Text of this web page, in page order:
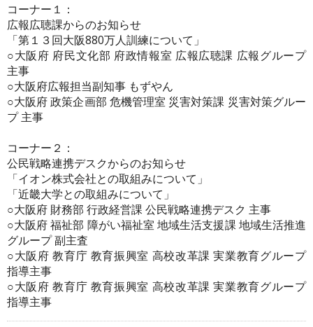
コーナー１：
広報広聴課からのお知らせ
「第１３回大阪880万人訓練について」
○大阪府 府民文化部 府政情報室 広報広聴課 広報グループ
主事
○大阪府広報担当副知事 もずやん
○大阪府 政策企画部 危機管理室 災害対策課 災害対策グルー
プ 主事
コーナー２：
公民戦略連携デスクからのお知らせ
「イオン株式会社との取組みについて」
「近畿大学との取組みについて」
○大阪府 財務部 行政経営課 公民戦略連携デスク 主事
○大阪府 福祉部 障がい福祉室 地域生活支援課 地域生活推進
グループ 副主査
○大阪府 教育庁 教育振興室 高校改革課 実業教育グループ
指導主事
○大阪府 教育庁 教育振興室 高校改革課 実業教育グループ
指導主事